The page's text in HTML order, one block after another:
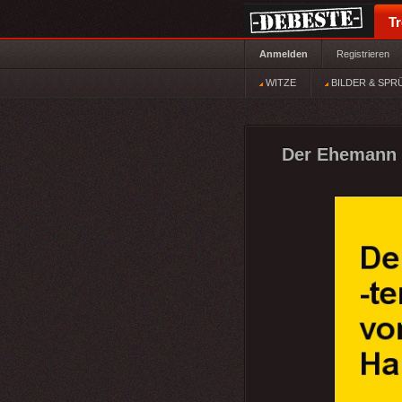
Anmelden Registrieren
WITZE BILDER &
Der